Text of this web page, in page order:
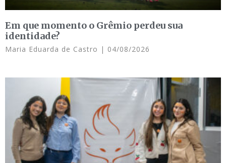
Em que momento o Grêmio perdeu sua
identidade?
Maria Eduarda de Castro 04/08/2026